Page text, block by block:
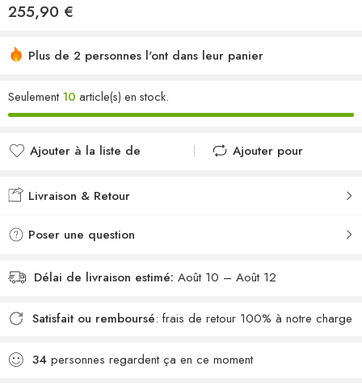
255,90 €
Plus de 2 personnes l'ont dans leur panier
Seulement 10 article(s) en stock.
Ajouter à la liste de
Ajouté à la liste de
Ajouter pour
Livraison & Retour
Poser une question
Délai de livraison estimé: Août 10 – Août 12
Satisfait ou remboursé: frais de retour 100% à notre charge
34 personnes regardent ça en ce moment